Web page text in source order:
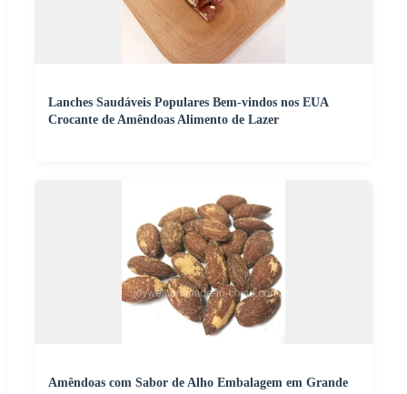
Lanches Saudáveis Populares Bem-vindos nos EUA
Crocante de Amêndoas Alimento de Lazer
Amêndoas com Sabor de Alho Embalagem em Grande